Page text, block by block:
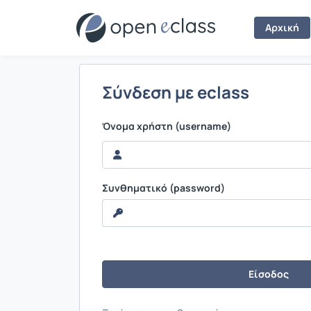
Αρχική
Σύνδεση
Σύνδεση με eclass
Όνομα χρήστη (username)
Συνθηματικό (password)